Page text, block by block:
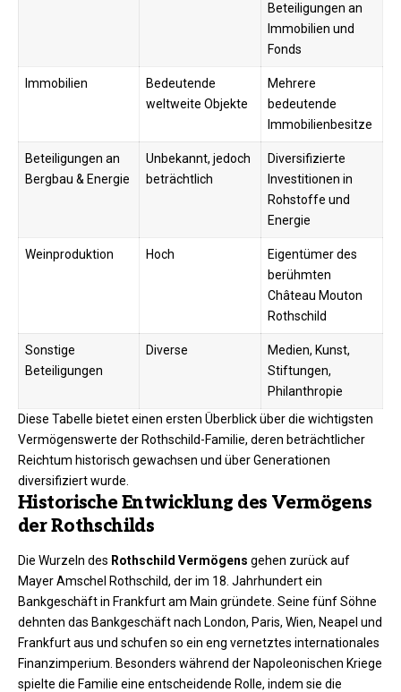
Beteiligungen an
Immobilien und
Fonds
Immobilien
Bedeutende
weltweite Objekte
Mehrere
bedeutende
Immobilienbesitze
Beteiligungen an
Bergbau & Energie
Unbekannt, jedoch
beträchtlich
Diversifizierte
Investitionen in
Rohstoffe und
Energie
Weinproduktion Hoch
Eigentümer des
berühmten
Château Mouton
Rothschild
Sonstige
Beteiligungen
Diverse
Medien, Kunst,
Stiftungen,
Philanthropie
Diese Tabelle bietet einen ersten Überblick über die wichtigsten
Vermögenswerte der Rothschild-Familie, deren beträchtlicher
Reichtum historisch gewachsen und über Generationen
diversifiziert wurde.
Historische Entwicklung des Vermögens
der Rothschilds
Die Wurzeln des Rothschild Vermögens gehen zurück auf
Mayer Amschel Rothschild, der im 18. Jahrhundert ein
Bankgeschäft in Frankfurt am Main gründete. Seine fünf Söhne
dehnten das Bankgeschäft nach London, Paris, Wien, Neapel und
Frankfurt aus und schufen so ein eng vernetztes internationales
Finanzimperium. Besonders während der Napoleonischen Kriege
spielte die Familie eine entscheidende Rolle, indem sie die